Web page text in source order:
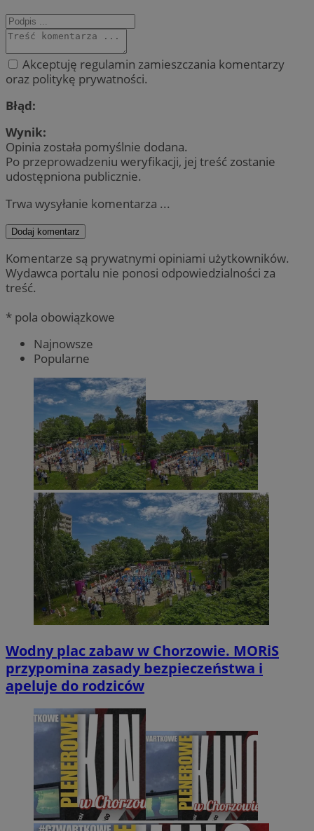
Akceptuję regulamin zamieszczania komentarzy
oraz politykę prywatności.
Błąd:
Wynik:
Opinia została pomyślnie dodana.
Po przeprowadzeniu weryfikacji, jej treść zostanie
udostępniona publicznie.
Trwa wysyłanie komentarza ...
Dodaj komentarz
Komentarze są prywatnymi opiniami użytkowników.
Wydawca portalu nie ponosi odpowiedzialności za
treść.
* pola obowiązkowe
Najnowsze
Popularne
Wodny plac zabaw w Chorzowie. MORiS
przypomina zasady bezpieczeństwa i
apeluje do rodziców